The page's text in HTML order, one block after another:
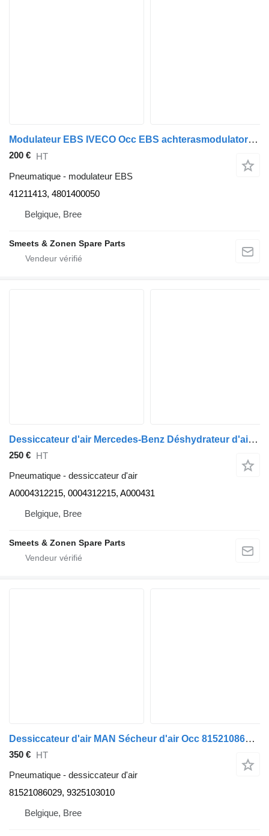
Modulateur EBS IVECO Occ EBS achterasmodulator 41211413 pour camion
200 € HT
Pneumatique - modulateur EBS
41211413, 4801400050
Belgique, Bree
Smeets & Zonen Spare Parts
Dessiccateur d'air Mercedes-Benz Déshydrateur d'air Occ Mercedes A0004312215 pour camion
250 € HT
Pneumatique - dessiccateur d'air
A0004312215, 0004312215, A000431
Belgique, Bree
Smeets & Zonen Spare Parts
Dessiccateur d'air MAN Sécheur d'air Occ 81521086029 pour camion
350 € HT
Pneumatique - dessiccateur d'air
81521086029, 9325103010
Belgique, Bree